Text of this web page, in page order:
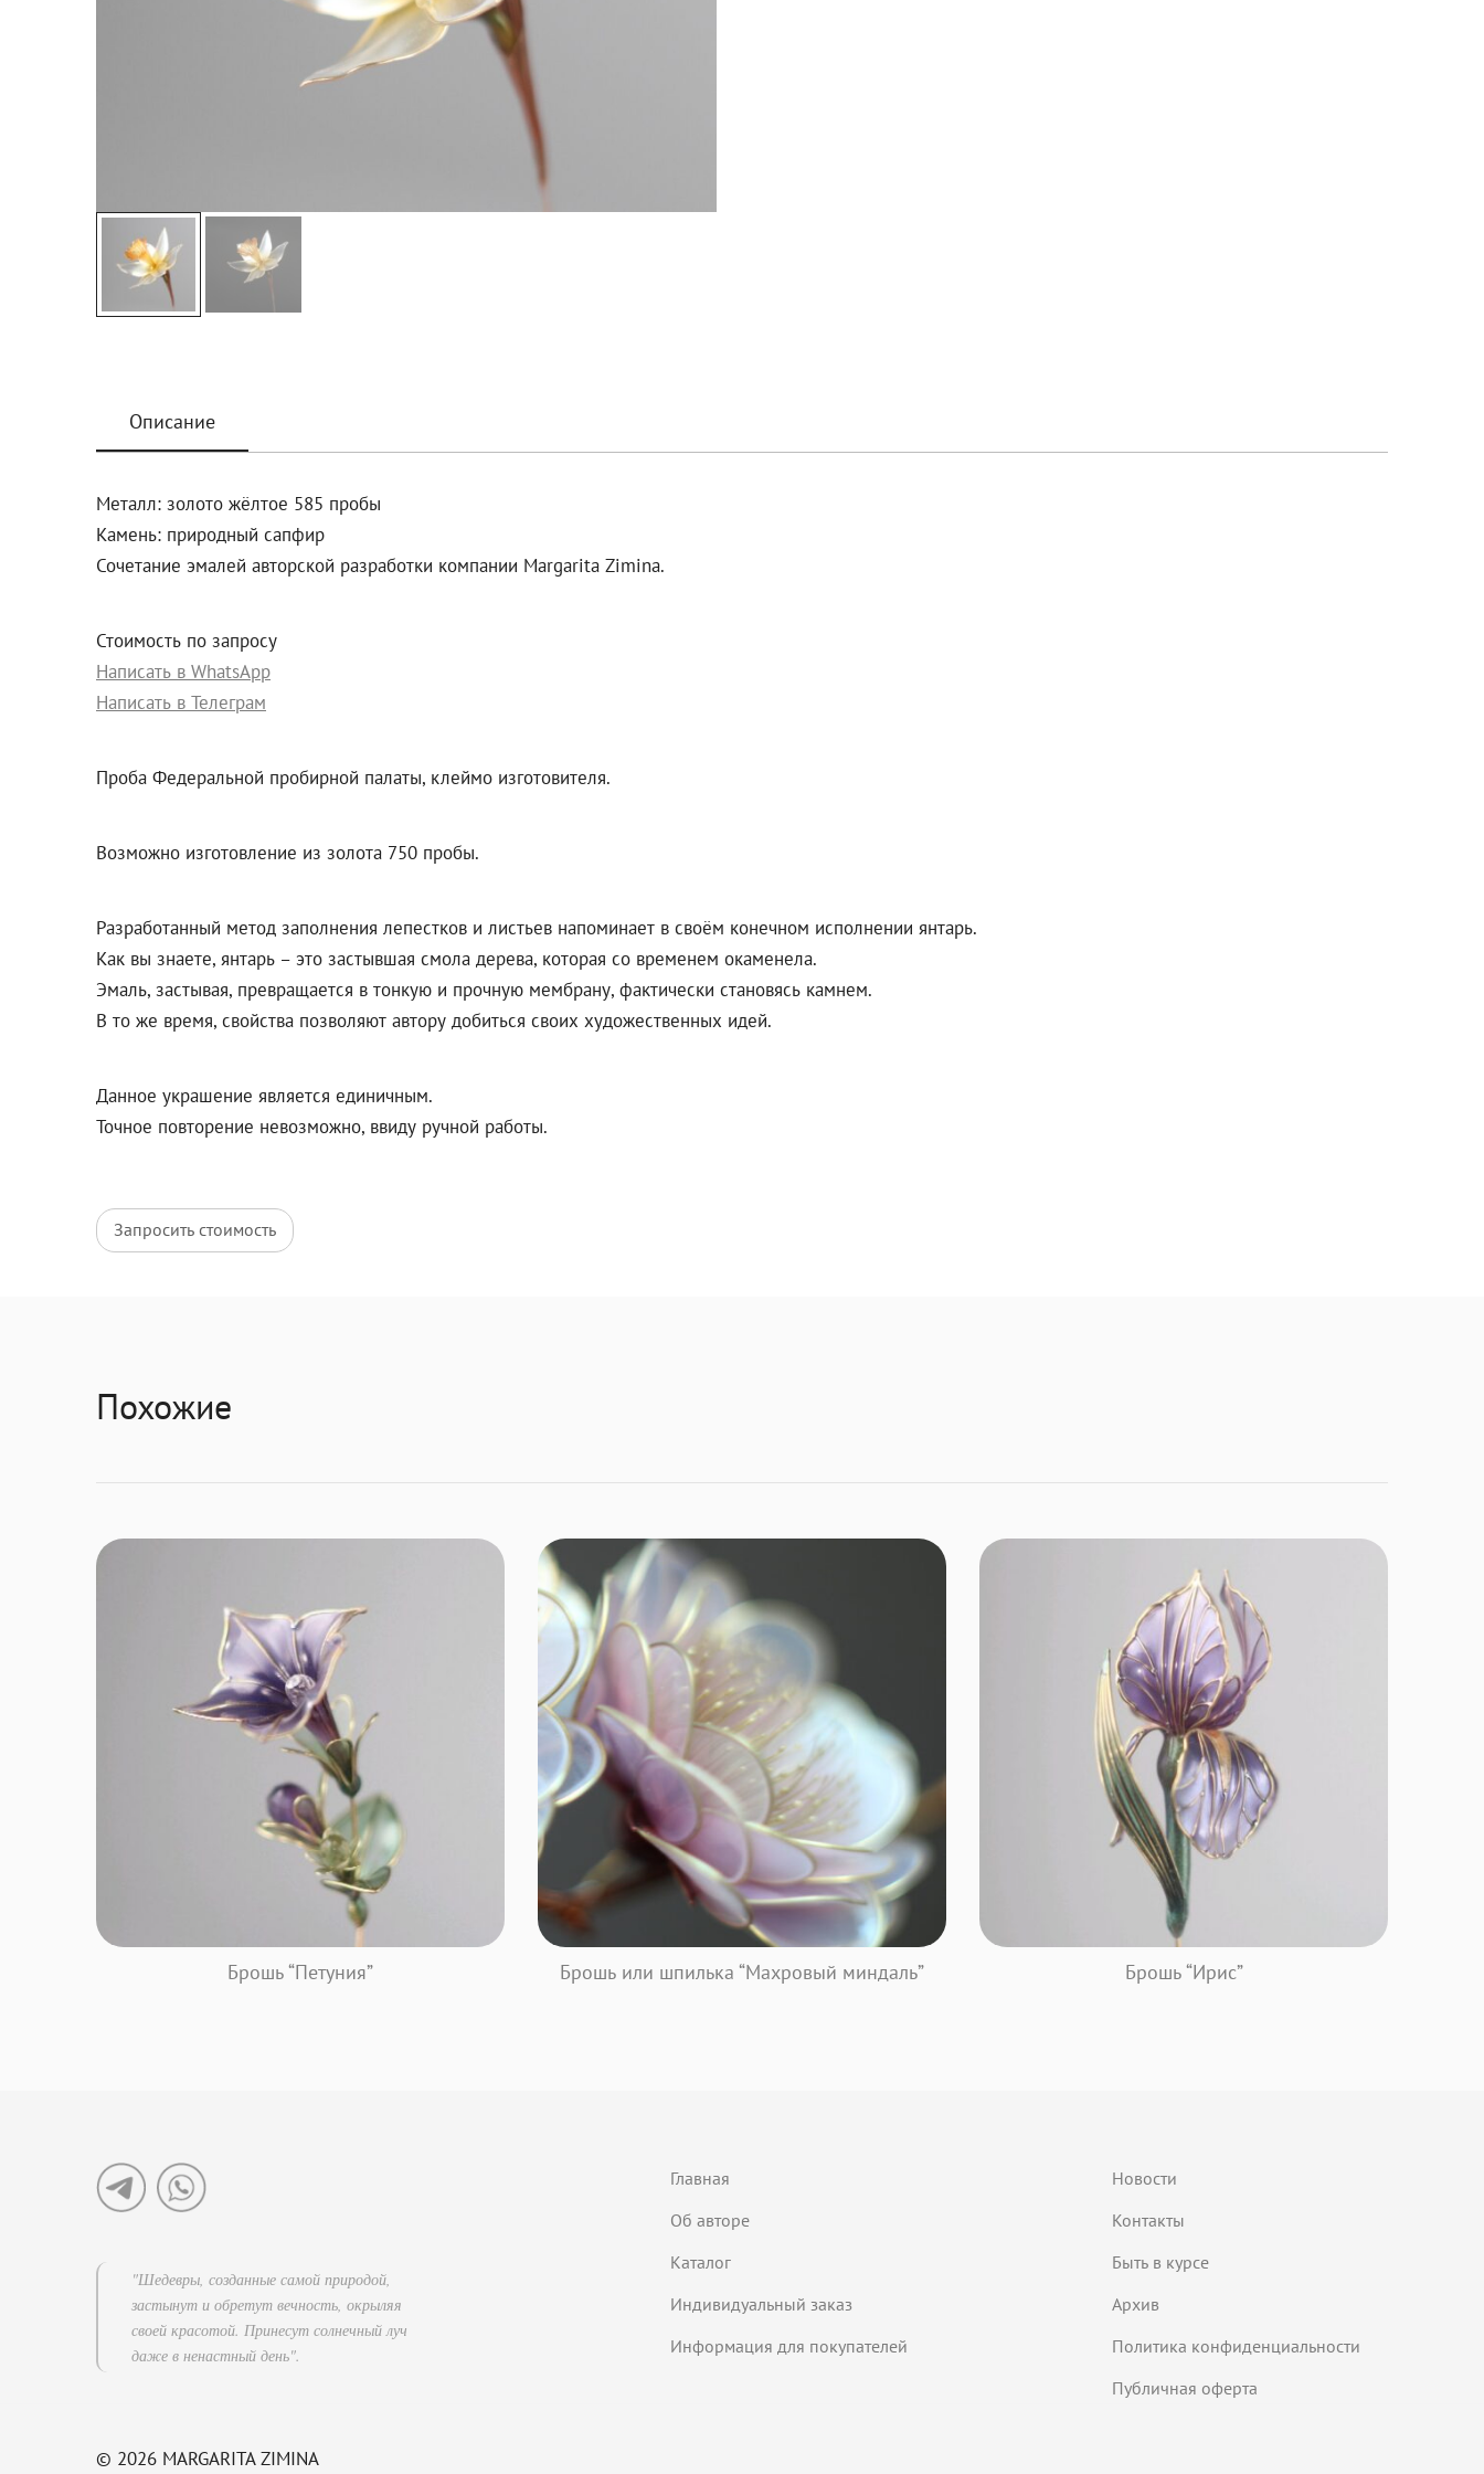
Описание
Металл: золото жёлтое 585 пробы
Камень: природный сапфир
Сочетание эмалей авторской разработки компании Margarita Zimina.
Стоимость по запросу
Написать в WhatsApp
Написать в Телеграм
Проба Федеральной пробирной палаты, клеймо изготовителя.
Возможно изготовление из золота 750 пробы.
Разработанный метод заполнения лепестков и листьев напоминает в своём конечном исполнении янтарь.
Как вы знаете, янтарь – это застывшая смола дерева, которая со временем окаменела.
Эмаль, застывая, превращается в тонкую и прочную мембрану, фактически становясь камнем.
В то же время, свойства позволяют автору добиться своих художественных идей.
Данное украшение является единичным.
Точное повторение невозможно, ввиду ручной работы.
Запросить стоимость
Похожие
Брошь “Петуния” Брошь или шпилька “Махровый миндаль” Брошь “Ирис”
"Шедевры, созданные самой природой,
застынут и обретут вечность, окрыляя
своей красотой. Принесут солнечный луч
даже в ненастный день".
Главная
Об авторе
Каталог
Индивидуальный заказ
Информация для покупателей
Новости
Контакты
Быть в курсе
Архив
Политика конфиденциальности
Публичная оферта
© 2026 MARGARITA ZIMINA